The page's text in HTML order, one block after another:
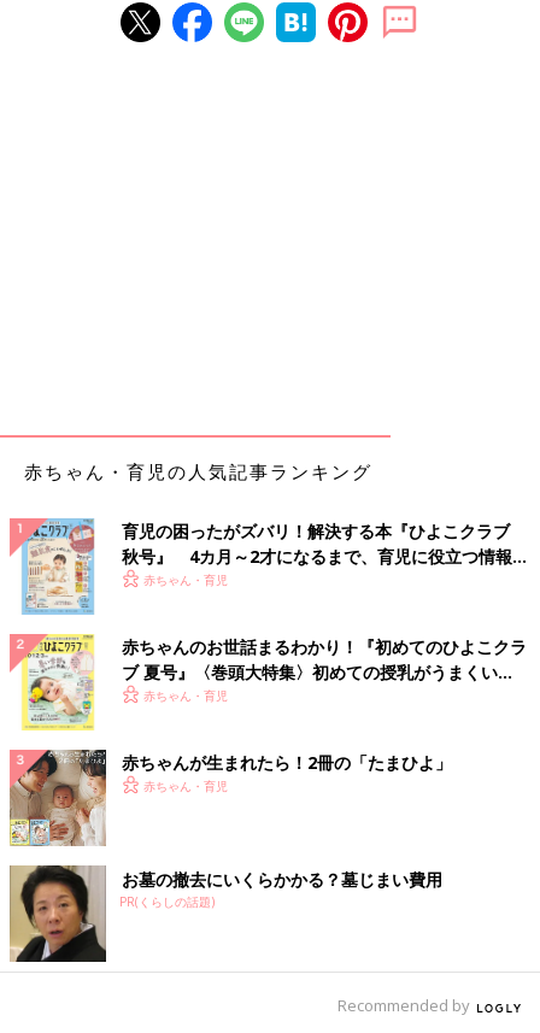
赤ちゃん・育児の人気記事ランキング
育児の困ったがズバリ！解決する本『ひよこクラブ
秋号』 4カ月～2才になるまで、育児に役立つ情報が
いっぱい！
赤ちゃん・育児
赤ちゃんのお世話まるわかり！『初めてのひよこクラ
ブ 夏号』〈巻頭大特集〉初めての授乳がうまくい
く！ おっぱい・ミルクの基本と夏のトラブル 解決テ
赤ちゃん・育児
赤ちゃんが生まれたら！2冊の「たまひよ」
赤ちゃん・育児
お墓の撤去にいくらかかる？墓じまい費用
PR(くらしの話題)
Recommended by